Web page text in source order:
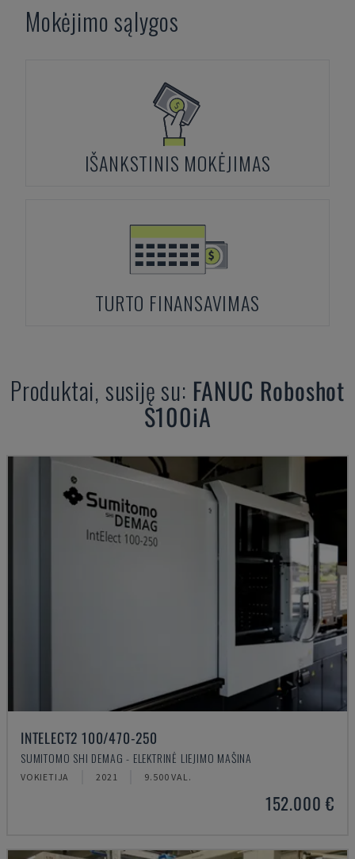
Mokėjimo sąlygos
IŠANKSTINIS MOKĖJIMAS
TURTO FINANSAVIMAS
Produktai, susiję su: FANUC Roboshot
S100iA
INTELECT2 100/470-250
SUMITOMO SHI DEMAG - ELEKTRINĖ LIEJIMO MAŠINA
VOKIETIJA 2021 9.500 VAL.
152.000 €